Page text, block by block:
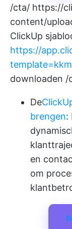
/cta/ https://
content/
ClickUp
https://
downloaden /
De
brengen:
en
om